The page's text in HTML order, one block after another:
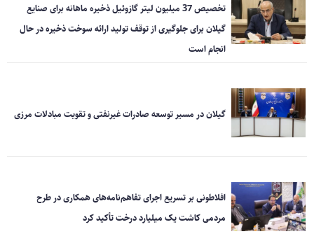
تخصیص 37 میلیون لیتر گازوئیل ذخیره ماهانه برای صنایع
گیلان برای جلوگیری از توقف تولید ارائه سوخت ذخیره در حال
انجام است
گیلان در مسیر توسعه صادرات غیرنفتی و تقویت مبادلات مرزی
افلاطونی بر تسریع اجرای تفاهم‌نامه‌های همکاری در طرح
مردمی کاشت یک میلیارد درخت تأکید کرد